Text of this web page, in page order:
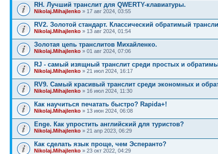
RH. Лучший транслит для QWERTY-клавиатуры.
Nikolaj.Mihajlenko » 17 авг 2024, 03:55
RV2. Золотой стандарт. Классический обратимый
Nikolaj.Mihajlenko » 13 авг 2024, 01:54
Золотая цепь транслитов Михайленко.
Nikolaj.Mihajlenko » 01 авг 2024, 07:06
RJ - самый изящный транслит среди простых и
Nikolaj.Mihajlenko » 21 июл 2024, 16:17
RV9. Самый красивый транслит среди экономных и
Nikolaj.Mihajlenko » 16 июл 2024, 11:30
Как научиться печатать быстро? Rapida+!
Nikolaj.Mihajlenko » 13 июн 2024, 06:08
Enge. Как упростить английский для туристов?
Nikolaj.Mihajlenko » 21 апр 2023, 06:29
Как сделать язык проще, чем Эсперанто?
Nikolaj.Mihajlenko » 23 окт 2022, 04:29